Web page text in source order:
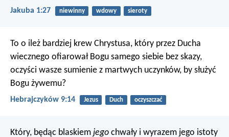
Jakuba 1:27 niewinny wdowy sieroty
To o ileż bardziej krew Chrystusa, który przez Ducha
wiecznego ofiarował Bogu samego siebie bez skazy,
oczyści wasze sumienie z martwych uczynków, by służyć
Bogu żywemu?
Hebrajczyków 9:14 Jezus Duch oczyszczać
Który, będąc blaskiem jego chwały i wyrazem jego istoty